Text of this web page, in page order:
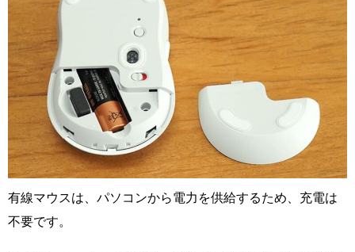
有線マウスは、パソコンから電力を供給するため、充電は
不要です。